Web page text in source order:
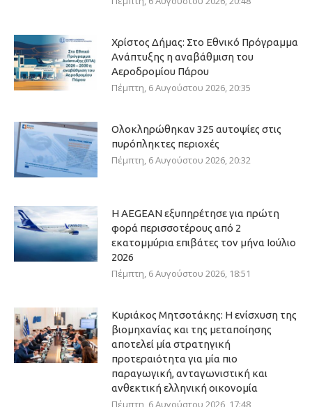
Χρίστος Δήμας: Στο Εθνικό Πρόγραμμα
Ανάπτυξης η αναβάθμιση του
Αεροδρομίου Πάρου
Πέμπτη, 6 Αυγούστου 2026, 20:35
Ολοκληρώθηκαν 325 αυτοψίες στις
πυρόπληκτες περιοχές
Πέμπτη, 6 Αυγούστου 2026, 20:32
Η AEGEAN εξυπηρέτησε για πρώτη
φορά περισσοτέρους από 2
εκατομμύρια επιβάτες τον μήνα Ιούλιο
2026
Πέμπτη, 6 Αυγούστου 2026, 18:51
Κυριάκος Μητσοτάκης: Η ενίσχυση της
βιομηχανίας και της μεταποίησης
αποτελεί μία στρατηγική
προτεραιότητα για μία πιο
παραγωγική, ανταγωνιστική και
ανθεκτική ελληνική οικονομία
Πέμπτη, 6 Αυγούστου 2026, 17:48